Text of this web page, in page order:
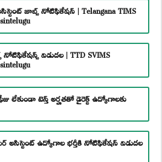
జాబ్స్ నోటిఫికేషన్ | Telangana TIMS
విడుదల | TTD SVIMS
లేకుండా టెన్త్ అర్హతతో డైరెక్ట్ ఉద్యోగాలకు
అసిస్టెంట్ ఉద్యోగాల భర్తీకి నోటిఫికేషన్ విడుదల